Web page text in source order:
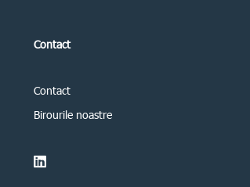
Contact
Contact
Birourile noastre